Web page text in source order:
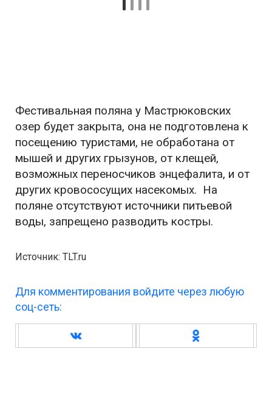
Фестивальная поляна у Мастрюковских
озер будет закрыта, она не подготовлена к
посещению туристами, не обработана от
мышей и других грызунов, от клещей,
возможных переносчиков энцефалита, и от
других кровососущих насекомых. На
поляне отсутствуют источники питьевой
воды, запрещено разводить костры.
Источник: TLT.ru
Для комментирования войдите через любую
соц-сеть: